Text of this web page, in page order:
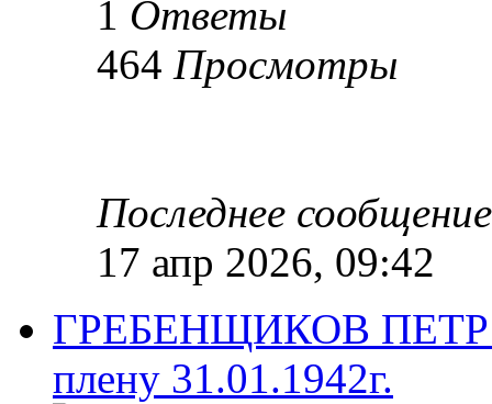
1 Ответы
464 Просмотры
Последнее
17 апр 2026, 09:42
ГРЕБЕНЩИКОВ ПЕТР
плену 31.01.1942г.